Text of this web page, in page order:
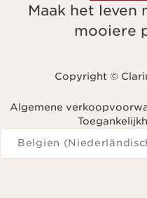
Maak het leven
mooiere
Copyright ©
Algemene
Navigeren naar
Belgien